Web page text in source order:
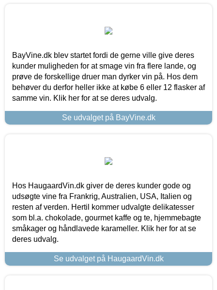
BayVine.dk blev startet fordi de gerne ville give deres
kunder muligheden for at smage vin fra flere lande, og
prøve de forskellige druer man dyrker vin på. Hos dem
behøver du derfor heller ikke at købe 6 eller 12 flasker af
samme vin. Klik her for at se deres udvalg.
Se udvalget på BayVine.dk
Hos HaugaardVin.dk giver de deres kunder gode og
udsøgte vine fra Frankrig, Australien, USA, Italien og
resten af verden. Hertil kommer udvalgte delikatesser
som bl.a. chokolade, gourmet kaffe og te, hjemmebagte
småkager og håndlavede karameller. Klik her for at se
deres udvalg.
Se udvalget på HaugaardVin.dk